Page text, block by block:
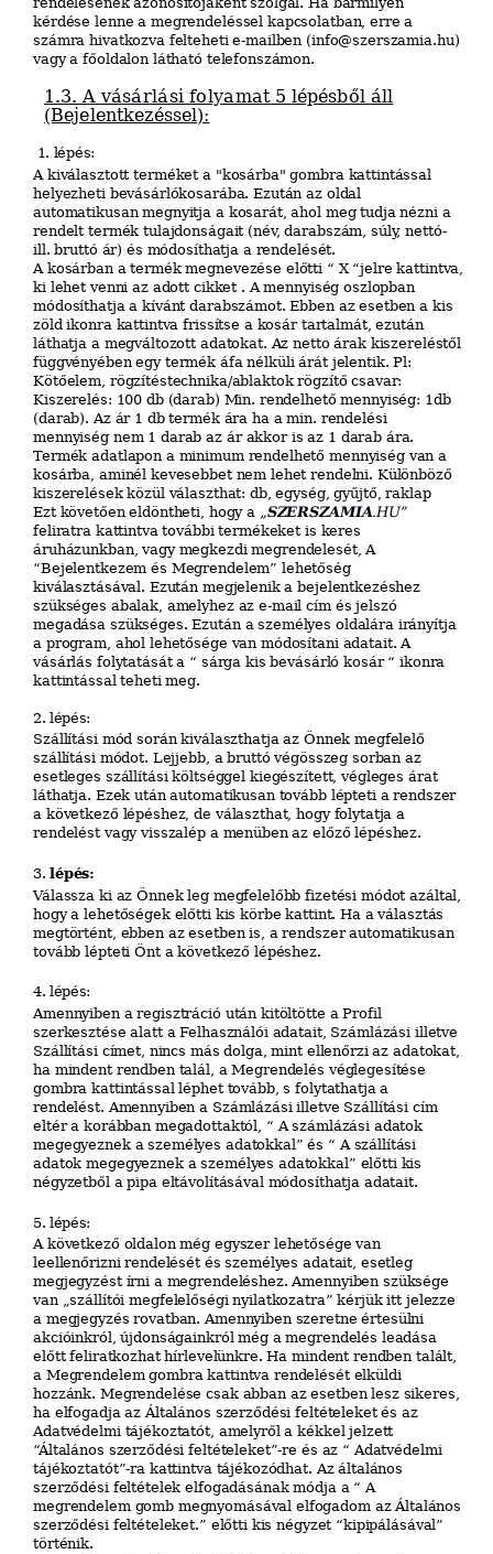
kérdése lenne a megrendeléssel kapcsolatban, erre a
számra hivatkozva felteheti e-mailben (info@szerszamia.hu)
vagy a főoldalon látható telefonszámon.
1.3. A vásárlási folyamat5 lépésből áll
(Bejelentkezéssel):
1. lépés:
A kiválasztott terméket a "kosárba" gombra kattintással
helyezheti bevásárlókosarába. Ezután az oldal
automatikusan megnyitja a kosarát, ahol meg tudja nézni a
rendelt termék tulajdonságait (név, darabszám, súly, nettó-
ill. bruttó ár) és módosíthatja a rendelését.
A kosárban a termék megnevezése előtti “ X “jelre kattintva,
ki lehet venni az adott cikket . A mennyiség oszlopban
módosíthatja a kívánt darabszámot. Ebben az esetben a kis
zöld ikonra kattintva frissítse a kosár tartalmát, ezután
láthatja a megváltozott adatokat. Az netto árak kiszereléstől
függvényében egy termék áfa nélküli árát jelentik. Pl:
Kötőelem, rögzítéstechnika/ablaktok rögzítő csavar:
Kiszerelés: 100 db (darab) Min. rendelhető mennyiség: 1db
(darab). Az ár 1 db termék ára ha a min. rendelési
mennyiség nem 1 darab az ár akkor is az 1 darab ára.
Termék adatlapon a minimum rendelhető mennyiség van a
kosárba, aminél kevesebbet nem lehet rendelni. Különböző
kiszerelések közül választhat: db, egység, gyűjtő, raklap
Ezt követően eldöntheti, hogy a „SZERSZAMIA.HU”
feliratra kattintva további termékeket is keres
áruházunkban, vagy megkezdi megrendelesét, A
“Bejelentkezem és Megrendelem” lehetőség
kiválasztásával. Ezután megjelenik a bejelentkezéshez
szükséges abalak, amelyhez az e-mail cím és jelszó
megadása szükséges. Ezután a személyes oldalára irányítja
a program, ahol lehetősége van módosítani adatait. A
vásárlás folytatását a “ sárga kis bevásárló kosár “ ikonra
kattintással teheti meg.
2. lépés:
Szállítási mód során kiválaszthatja az Önnek megfelelő
szállítási módot. Lejjebb, a bruttó végösszeg sorban az
esetleges szállítási költséggel kiegészített, végleges árat
láthatja. Ezek után automatikusan tovább lépteti a rendszer
a következő lépéshez, de választhat, hogy folytatja a
rendelést vagy visszalép a menüben az előző lépéshez.
3.lépés:
Válassza ki az Önnek leg megfelelőbb fizetési módot azáltal,
hogy a lehetőségek előtti kis körbe kattint. Ha a választás
megtörtént, ebben az esetben is, a rendszer automatikusan
tovább lépteti Önt a következő lépéshez.
4. lépés:
Amennyiben a regisztráció után kitöltötte a Profil
szerkesztése alatt a Felhasználói adatait, Számlázási illetve
Szállítási címet, nincs más dolga, mint ellenőrzi az adatokat,
ha mindent rendben talál, a Megrendelés véglegesítése
gombra kattintással léphet tovább, s folytathatja a
rendelést. Amennyiben a Számlázási illetve Szállítási cím
eltér a korábban megadottaktól, “ A számlázási adatok
megegyeznek a személyes adatokkal” és “ A szállítási
adatok megegyeznek a személyes adatokkal” előtti kis
négyzetből a pipa eltávolításával módosíthatja adatait.
5. lépés:
A következő oldalon még egyszer lehetősége van
leellenőrizni rendelését és személyes adatait, esetleg
megjegyzést írni a megrendeléshez. Amennyiben szüksége
van „szállítói megfelelőségi nyilatkozatra” kérjük itt jelezze
a megjegyzés rovatban.Amennyiben szeretne értesülni
akcióinkról, újdonságainkról még a megrendelés leadása
előtt feliratkozhat hírlevelünkre. Ha mindent rendben talált,
a Megrendelem gombra kattintva rendelését elküldi
hozzánk. Megrendelése csak abban az esetben lesz sikeres,
ha elfogadja az Általános szerződési feltételeket és az
Adatvédelmi tájékoztatót, amelyről a kékkel jelzett
“Általános szerződési feltételeket”-re és az “ Adatvédelmi
tájékoztatót”-ra kattintva tájékozódhat. Az általános
szerződési feltételek elfogadásának módja a “ A
megrendelem gomb megnyomásával elfogadom az Általános
szerződési feltételeket.” előtti kis négyzet “kipipálásával”
történik.